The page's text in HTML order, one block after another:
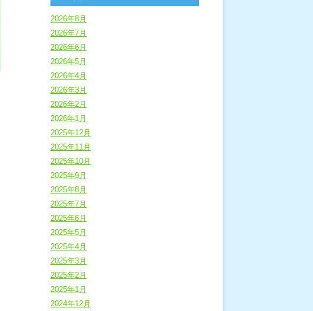
2026年8月
2026年7月
2026年6月
2026年5月
2026年4月
2026年3月
2026年2月
2026年1月
2025年12月
2025年11月
2025年10月
2025年9月
2025年8月
2025年7月
2025年6月
2025年5月
2025年4月
2025年3月
2025年2月
2025年1月
2024年12月